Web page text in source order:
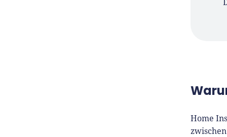
Home